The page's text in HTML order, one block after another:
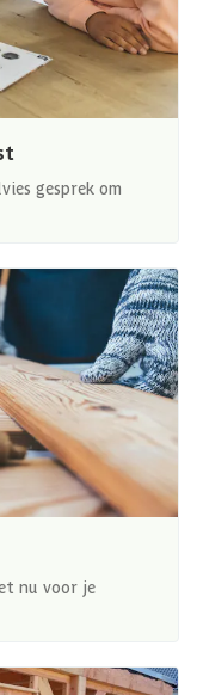
gesprek om
nu voor je